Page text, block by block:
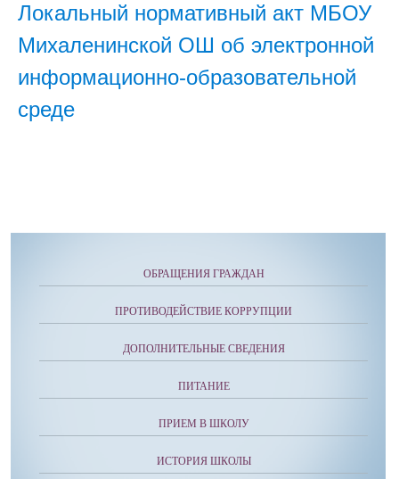
Локальный нормативный акт МБОУ
Михаленинской ОШ об электронной
информационно-образовательной
среде
ОБРАЩЕНИЯ ГРАЖДАН
ПРОТИВОДЕЙСТВИЕ КОРРУПЦИИ
ДОПОЛНИТЕЛЬНЫЕ СВЕДЕНИЯ
ПИТАНИЕ
ПРИЕМ В ШКОЛУ
ИСТОРИЯ ШКОЛЫ